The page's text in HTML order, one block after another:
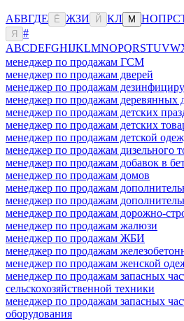
АБВГДЕ Ё ЖЗИ Й КЛ М НОПРС
Я
#
ABCDEFGHIJKLMNOPQRSTUVW
менеджер по продажам ГСМ
менеджер по продажам дверей
менеджер по продажам
менеджер по продажам деревянных
менеджер по продажам детских
менеджер по продажам детских
менеджер по продажам детской
менеджер по продажам дизельного
менеджер по продажам добавок в
менеджер по продажам домов
менеджер по продажам
менеджер по продажам
менеджер по продажам дорожно-
менеджер по продажам жалюзи
менеджер по продажам ЖБИ
менеджер по продажам
менеджер по продажам женской
менеджер по продажам запасных
сельскохозяйственной техники
менеджер по продажам запасных
оборудования